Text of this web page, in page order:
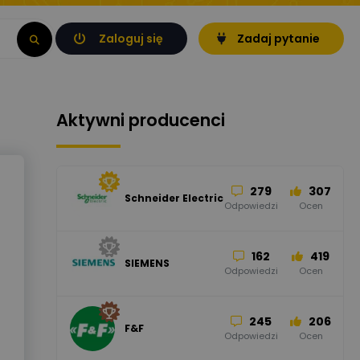
Zaloguj się Zadaj pytanie
Aktywni producenci
Schneider Electric 279
Odpowiedzi
307
Ocen
SIEMENS 162
Odpowiedzi
419
Ocen
F&F 245
Odpowiedzi
206
Ocen